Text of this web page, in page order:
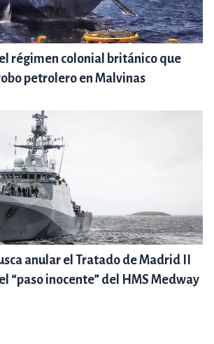
régimen colonial británico que
petrolero en Malvinas
anular el Tratado de Madrid II
“paso inocente” del HMS Medway